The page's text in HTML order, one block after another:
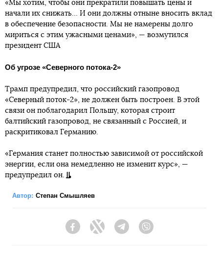
«Мы хотим, чтобы они прекратили повышать цены и
начали их снижать… И они должны отныне вносить вклад
в обеспечение безопасности. Мы не намерены долго
мириться с этим ужасными ценами», — возмутился
президент США
Об угрозе «Северного потока-2»
Трамп предупредил, что российский газопровод
«Северный поток-2», не должен быть построен. В этой
связи он поблагодарил Польшу, которая строит
балтийский газопровод, не связанный с Россией, и
раскритиковал Германию.
«Германия станет полностью зависимой от российской
энергии, если она немедленно не изменит курс», —
предупредил он.
Автор: Степан Смышляев
FacebookTwitter Telegram